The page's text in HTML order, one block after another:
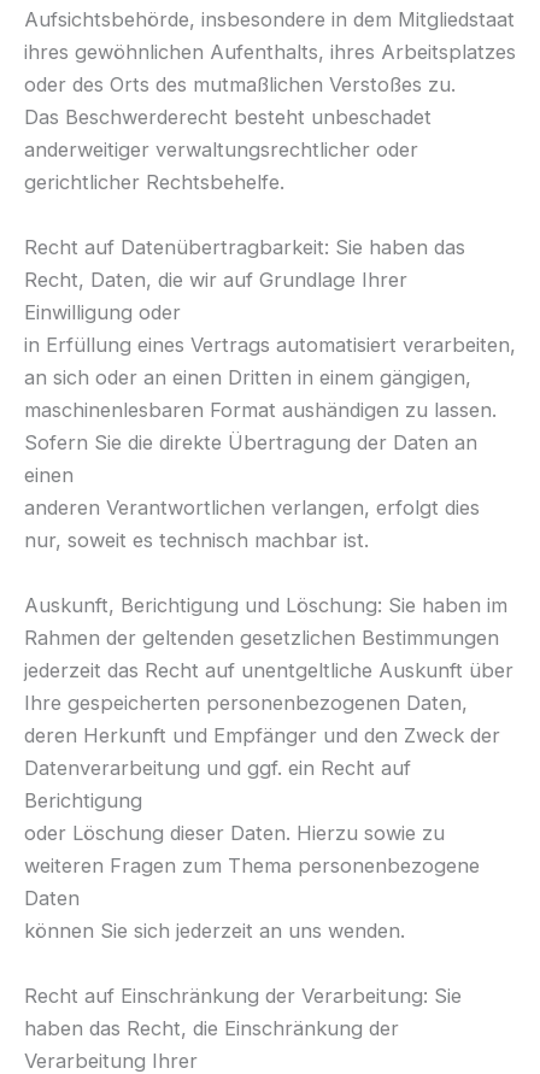
Aufsichtsbehörde, insbesondere in dem Mitgliedstaat
ihres gewöhnlichen Aufenthalts, ihres Arbeitsplatzes
oder des Orts des mutmaßlichen Verstoßes zu.
Das Beschwerderecht besteht unbeschadet
anderweitiger verwaltungsrechtlicher oder
gerichtlicher Rechtsbehelfe.
Recht auf Datenübertragbarkeit: Sie haben das
Recht, Daten, die wir auf Grundlage Ihrer
Einwilligung oder
in Erfüllung eines Vertrags automatisiert verarbeiten,
an sich oder an einen Dritten in einem gängigen,
maschinenlesbaren Format aushändigen zu lassen.
Sofern Sie die direkte Übertragung der Daten an
einen
anderen Verantwortlichen verlangen, erfolgt dies
nur, soweit es technisch machbar ist.
Auskunft, Berichtigung und Löschung: Sie haben im
Rahmen der geltenden gesetzlichen Bestimmungen
jederzeit das Recht auf unentgeltliche Auskunft über
Ihre gespeicherten personenbezogenen Daten,
deren Herkunft und Empfänger und den Zweck der
Datenverarbeitung und ggf. ein Recht auf
Berichtigung
oder Löschung dieser Daten. Hierzu sowie zu
weiteren Fragen zum Thema personenbezogene
Daten
können Sie sich jederzeit an uns wenden.
Recht auf Einschränkung der Verarbeitung: Sie
haben das Recht, die Einschränkung der
Verarbeitung Ihrer